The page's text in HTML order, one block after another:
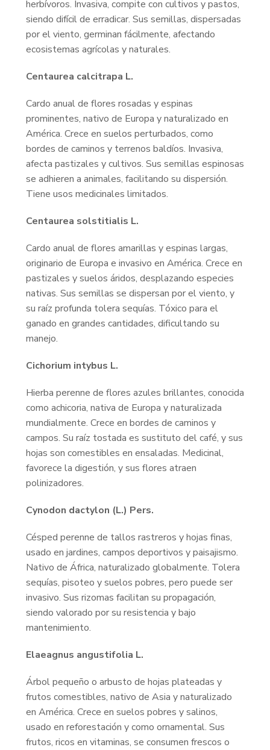
herbívoros. Invasiva, compite con cultivos y pastos,
siendo difícil de erradicar. Sus semillas, dispersadas
por el viento, germinan fácilmente, afectando
ecosistemas agrícolas y naturales.
Centaurea calcitrapa L.
Cardo anual de flores rosadas y espinas
prominentes, nativo de Europa y naturalizado en
América. Crece en suelos perturbados, como
bordes de caminos y terrenos baldíos. Invasiva,
afecta pastizales y cultivos. Sus semillas espinosas
se adhieren a animales, facilitando su dispersión.
Tiene usos medicinales limitados.
Centaurea solstitialis L.
Cardo anual de flores amarillas y espinas largas,
originario de Europa e invasivo en América. Crece en
pastizales y suelos áridos, desplazando especies
nativas. Sus semillas se dispersan por el viento, y
su raíz profunda tolera sequías. Tóxico para el
ganado en grandes cantidades, dificultando su
manejo.
Cichorium intybus L.
Hierba perenne de flores azules brillantes, conocida
como achicoria, nativa de Europa y naturalizada
mundialmente. Crece en bordes de caminos y
campos. Su raíz tostada es sustituto del café, y sus
hojas son comestibles en ensaladas. Medicinal,
favorece la digestión, y sus flores atraen
polinizadores.
Cynodon dactylon (L.) Pers.
Césped perenne de tallos rastreros y hojas finas,
usado en jardines, campos deportivos y paisajismo.
Nativo de África, naturalizado globalmente. Tolera
sequías, pisoteo y suelos pobres, pero puede ser
invasivo. Sus rizomas facilitan su propagación,
siendo valorado por su resistencia y bajo
mantenimiento.
Elaeagnus angustifolia L.
Árbol pequeño o arbusto de hojas plateadas y
frutos comestibles, nativo de Asia y naturalizado
en América. Crece en suelos pobres y salinos,
usado en reforestación y como ornamental. Sus
frutos, ricos en vitaminas, se consumen frescos o